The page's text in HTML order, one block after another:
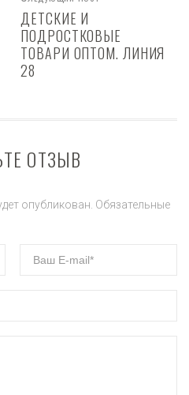
ДЕТСКИЕ И
ПОДРОСТКОВЫЕ
ТОВАРИ ОПТОМ. ЛИНИЯ
28
ОТЗЫВ
опубликован. Обязательные